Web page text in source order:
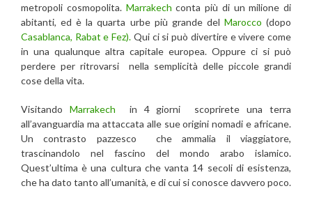
metropoli cosmopolita. Marrakech conta più di un milione di
abitanti, ed è la quarta urbe più grande del Marocco (dopo
Casablanca, Rabat e Fez). Qui ci si può divertire e vivere come
in una qualunque altra capitale europea. Oppure ci si può
perdere per ritrovarsi nella semplicità delle piccole grandi
cose della vita.
Visitando Marrakech in 4 giorni scoprirete una terra
all’avanguardia ma attaccata alle sue origini nomadi e africane.
Un contrasto pazzesco che ammalia il viaggiatore,
trascinandolo nel fascino del mondo arabo islamico.
Quest’ultima è una cultura che vanta 14 secoli di esistenza,
che ha dato tanto all’umanità, e di cui si conosce davvero poco.